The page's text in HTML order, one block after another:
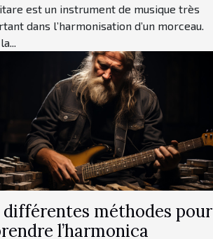
est un instrument de musique très
dans l’harmonisation d’un morceau.
différentes méthodes pour
l’harmonica